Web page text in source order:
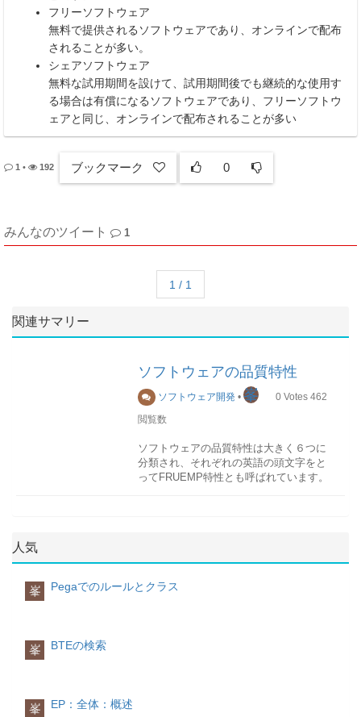
フリーソフトウェア
無料で提供されるソフトウェアであり、オンラインで配布
されることが多い。
シェアソフトウェア
無料な試用期間を設けて、試用期間後でも継続的な使用す
る場合は有償になるソフトウェアであり、フリーソフトウ
ェアと同じ、オンラインで配布されることが多い
1 • 192 ブックマーク 0
みんなのツイート 1
1 / 1
関連サマリー
ソフトウェアの品質特性
ソフトウェア開発 • 峯 0 Votes 462
閲覧数
ソフトウェアの品質特性は大きく６つに
分類され、それぞれの英語の頭文字をと
ってFRUEMP特性とも呼ばれています。
信頼性信頼性とは、指定された条件の下
で正しく動くかということです。使用性
使用性とは、使いやすさを表します。効
人気
峯 Pegaでのルールとクラス
峯 BTEの検索
峯 EP：全体：概述